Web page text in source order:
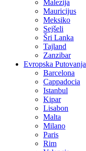
Malezija
Mauricijus
Meksiko
Sejšeli
Šri Lanka
Tajland
Zanzibar
Evropska Putovanja
Barcelona
Cappadocia
Istanbul
Kipar
Lisabon
Malta
Milano
Paris
Rim